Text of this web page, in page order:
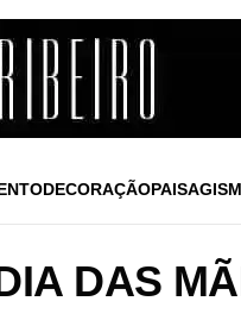
DECORAÇÃO
DAS